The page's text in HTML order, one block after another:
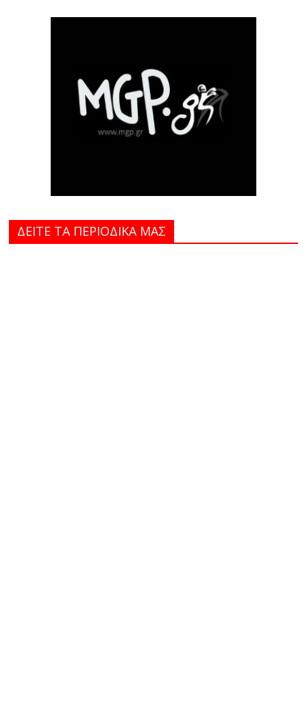
ΔΕΙΤΕ ΤΑ ΠΕΡΙΟΔΙΚΑ MAΣ